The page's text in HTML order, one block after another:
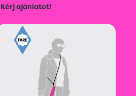
Kérj ajánlatot!